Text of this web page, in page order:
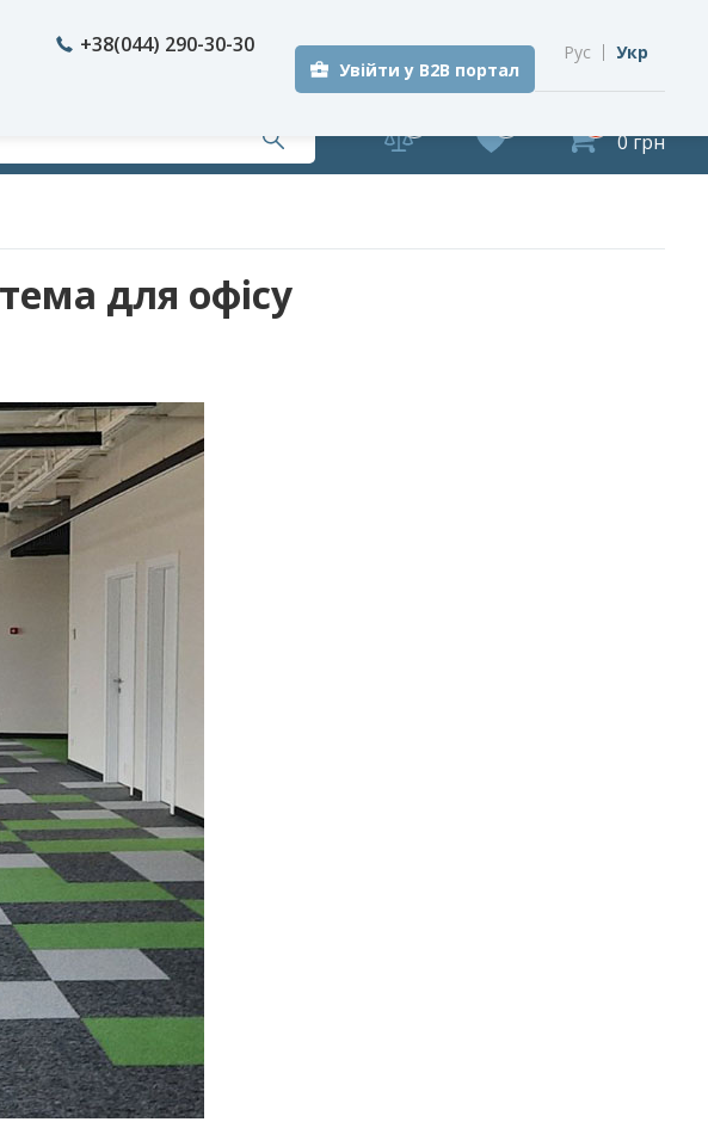
+38(044) 290-30-30
Увійти у B2B портал
Рус Укр
0 грн
для офісу